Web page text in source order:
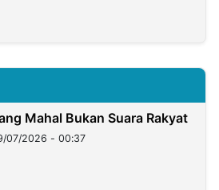
Mahal Bukan Suara Rakyat
07/2026 - 00:37